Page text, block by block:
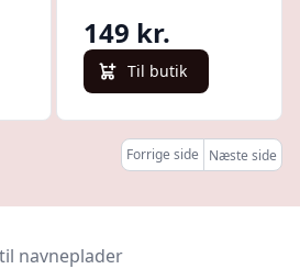
149 kr.
Til butik
Forrige side Næste side
navneplader